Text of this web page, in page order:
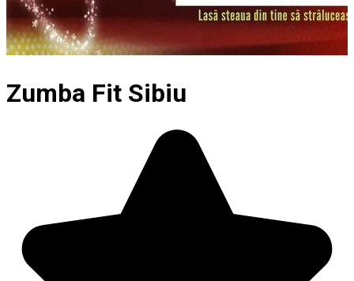
Zumba Fit Sibiu